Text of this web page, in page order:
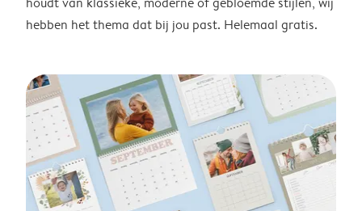
hebben het thema dat bij jou past. Helemaal gratis.